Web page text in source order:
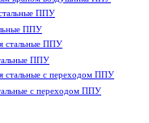
ППУ
ППУ
с переходом ППУ